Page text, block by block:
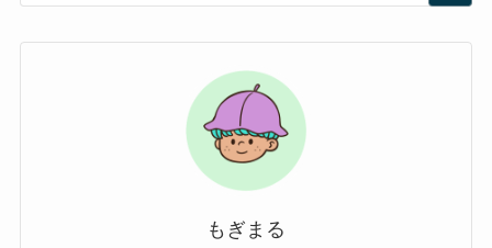
もぎまる